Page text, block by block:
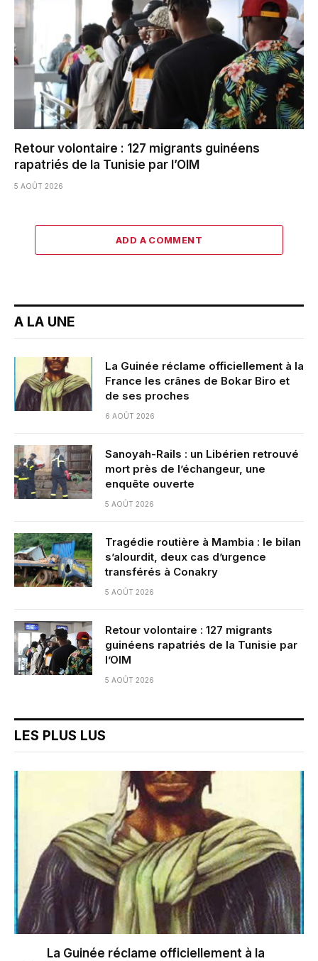
Retour volontaire : 127 migrants guinéens
rapatriés de la Tunisie par l’OIM
5 AOÛT 2026
ADD A COMMENT
A LA UNE
La Guinée réclame officiellement à la
France les crânes de Bokar Biro et
de ses proches
6 AOÛT 2026
Sanoyah-Rails : un Libérien retrouvé
mort près de l’échangeur, une
enquête ouverte
5 AOÛT 2026
Tragédie routière à Mambia : le bilan
s’alourdit, deux cas d’urgence
transférés à Conakry
5 AOÛT 2026
Retour volontaire : 127 migrants
guinéens rapatriés de la Tunisie par
l’OIM
5 AOÛT 2026
LES PLUS LUS
La Guinée réclame officiellement à la